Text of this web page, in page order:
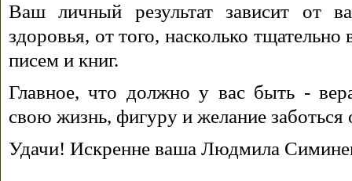
Ваш личный результат зависит от
здоровья, от того, насколько
писем и книг.
Главное, что должно у вас быть -
свою жизнь, фигуру и желание заботься
Удачи! Искренне ваша Людмила